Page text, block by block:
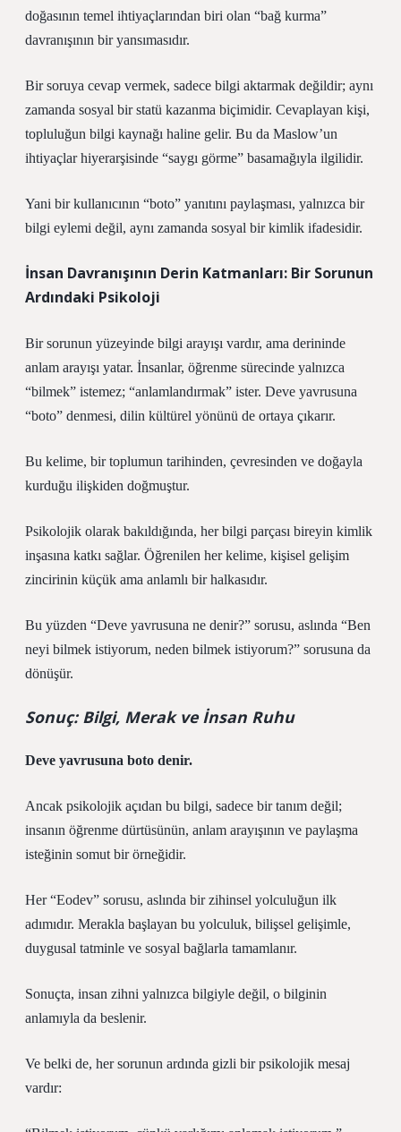
doğasının temel ihtiyaçlarından biri olan “bağ kurma”
davranışının bir yansımasıdır.
Bir soruya cevap vermek, sadece bilgi aktarmak değildir; aynı
zamanda sosyal bir statü kazanma biçimidir. Cevaplayan kişi,
topluluğun bilgi kaynağı haline gelir. Bu da Maslow’un
ihtiyaçlar hiyerarşisinde “saygı görme” basamağıyla ilgilidir.
Yani bir kullanıcının “boto” yanıtını paylaşması, yalnızca bir
bilgi eylemi değil, aynı zamanda sosyal bir kimlik ifadesidir.
İnsan Davranışının Derin Katmanları: Bir Sorunun
Ardındaki Psikoloji
Bir sorunun yüzeyinde bilgi arayışı vardır, ama derininde
anlam arayışı yatar. İnsanlar, öğrenme sürecinde yalnızca
“bilmek” istemez; “anlamlandırmak” ister. Deve yavrusuna
“boto” denmesi, dilin kültürel yönünü de ortaya çıkarır.
Bu kelime, bir toplumun tarihinden, çevresinden ve doğayla
kurduğu ilişkiden doğmuştur.
Psikolojik olarak bakıldığında, her bilgi parçası bireyin kimlik
inşasına katkı sağlar. Öğrenilen her kelime, kişisel gelişim
zincirinin küçük ama anlamlı bir halkasıdır.
Bu yüzden “Deve yavrusuna ne denir?” sorusu, aslında “Ben
neyi bilmek istiyorum, neden bilmek istiyorum?” sorusuna da
dönüşür.
Sonuç: Bilgi, Merak ve İnsan Ruhu
Deve yavrusuna boto denir.
Ancak psikolojik açıdan bu bilgi, sadece bir tanım değil;
insanın öğrenme dürtüsünün, anlam arayışının ve paylaşma
isteğinin somut bir örneğidir.
Her “Eodev” sorusu, aslında bir zihinsel yolculuğun ilk
adımıdır. Merakla başlayan bu yolculuk, bilişsel gelişimle,
duygusal tatminle ve sosyal bağlarla tamamlanır.
Sonuçta, insan zihni yalnızca bilgiyle değil, o bilginin
anlamıyla da beslenir.
Ve belki de, her sorunun ardında gizli bir psikolojik mesaj
vardır: